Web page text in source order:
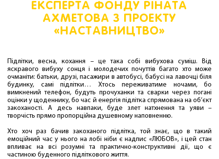
ЕКСПЕРТА ФОНДУ РІНАТА
АХМЕТОВА З ПРОЕКТУ
«НАСТАВНИЦТВО»
Підлітки, весна, кохання – це така собі вибухова суміш. Від
яскравого вибуху сонця і молодечих почуттів багато хто може
очманіти: батьки, друзі, пасажири в автобусі, бабусі на лавочці біля
будинку, самі підлітки… Хтось переживатиме ночами, бо
вимкнений телефон, будуть прочуханки та сварки через погані
оцінки у щоденнику, бо час й енергія підлітка спрямована на об’єкт
закоханості. А десь навпаки, буде злет натхнення та уяви –
творчість прямо пропорційна душевному наповненню.
Хто хоч раз бачив закоханого підлітка, той знає, що в такий
емоційний час у нього на лобі ніби є надпис «ЛЮБОВ», і цей стан
впливає на всі розумні та практично-конструктивні дії, що є
частиною буденного підліткового життя.